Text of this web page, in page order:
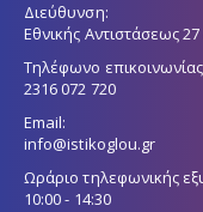
Διεύθυνση:
Εθνικής Αντιστάσεως
Τηλέφωνο
2316 072 720
Email:
info@istikoglou.gr
Ωράριο τηλεφωνικής
10:00 - 14:30